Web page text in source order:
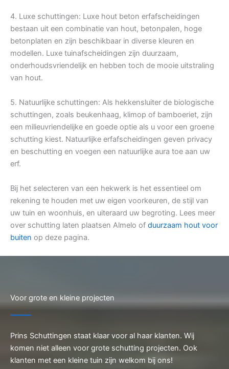
4. Luxe schuttingen: Luxe hout beton erfafscheidingen
bestaan uit een combinatie van hout, betonpalen, hoge
betonplaten en zijn beschikbaar in diverse kleuren en
modellen. Luxe tuinafscheidingen zijn duurzaam,
onderhoudsvriendelijk en hebben toch de mooie uitstraling
van hout.
5. Natuurlijke schuttingen: Als hekkensluiter de biologische
schuttingen, zoals beukenhaag, klimop of bamboeriet, zijn
een milieuvriendelijke en goede optie als u voor een groene
schutting kiest. Natuurlijke erfafscheidingen geven privacy
en beschutting en voegen een natuurlijke aura toe aan uw
erf.
Bij het selecteren van een hekwerk is het essentieel om
rekening te houden met uw eigen voorkeuren, de stijl van
uw tuin en woonhuis, en uiteraard uw begroting. Lees meer
over schutting laten plaatsen Almelo of duurzaam hout voor
buiten op deze pagina.
Voor grote en kleine projecten
Prins Schuttingen staat klaar voor al haar klanten. Wij
komen niet alleen voor grote schutting projecten. Ook
klanten met een kleine tuin zijn welkom bij ons!